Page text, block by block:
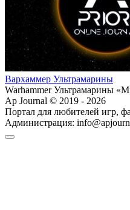
Вархаммер Ультрамарины
Warhammer Ультрамарины
Ap Journal © 2019 - 2026
Портал для любителей игр,
Администрация: